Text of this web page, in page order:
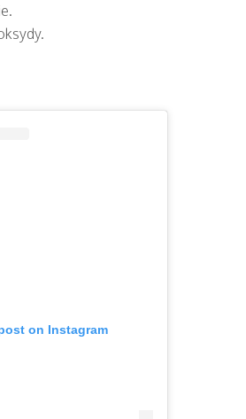
on Instagram